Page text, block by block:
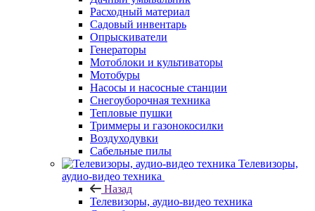
Расходный материал
Садовый инвентарь
Опрыскиватели
Генераторы
Мотоблоки и культиваторы
Мотобуры
Насосы и насосные станции
Снегоуборочная техника
Тепловые пушки
Триммеры и газонокосилки
Воздуходувки
Сабельные пилы
Телевизоры,
аудио-видео техника
Назад
Телевизоры, аудио-видео техника